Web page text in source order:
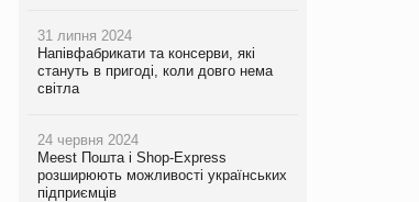
31 липня 2024
Напівфабрикати та консерви, які
стануть в пригоді, коли довго нема
світла
24 червня 2024
Meest Пошта і Shop-Express
розширюють можливості українських
підприємців